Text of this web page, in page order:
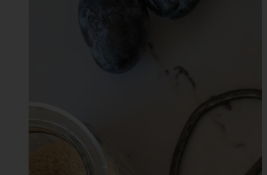
Weiße Schokoladentarte mit Erdbeeren